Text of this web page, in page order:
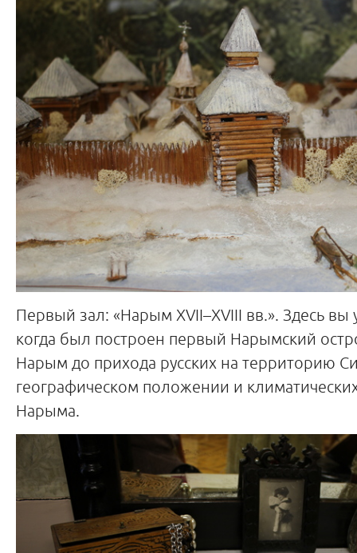
Первый зал: «Нарым XVII–XVIII вв.». Здесь вы
когда был построен первый Нарымский
Нарым до прихода русских на территорию
географическом положении и
Нарыма.